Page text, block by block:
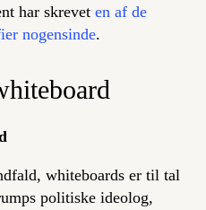
har skrevet en af de
nogensinde.
whiteboards er til tal
politiske ideolog,